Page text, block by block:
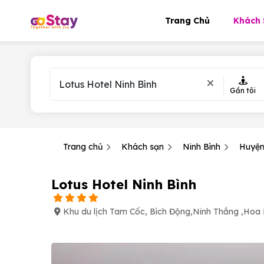
Trang Chủ Khách
Gần tôi
Trang chủ Khách sạn Ninh Bình
Lotus Hotel Ninh Bình
Khu du lịch Tam Cốc, Bích Động,Ninh Thắng ,Hoa